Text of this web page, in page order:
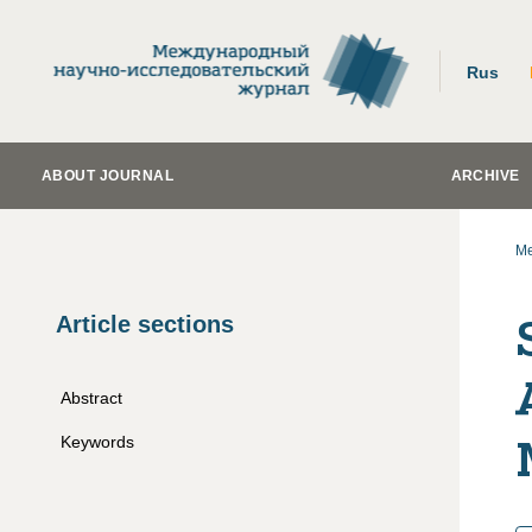
Rus
ABOUT JOURNAL ARCHIVE
Article sections
Abstract
Keywords